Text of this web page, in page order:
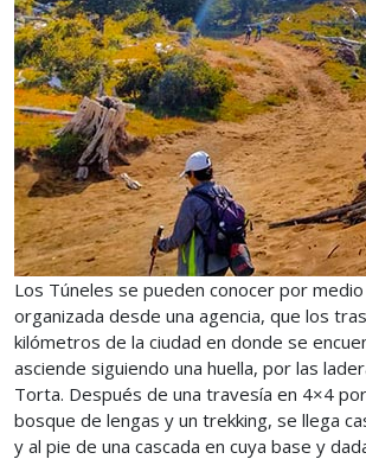
Los Túneles se pueden conocer por
organizada desde una agencia, que los
kilómetros de la ciudad en donde se
asciende siguiendo una huella, por las
Torta. Después de una travesía en 4×4
bosque de lengas y un trekking, se llega
y al pie de una cascada en cuya base y